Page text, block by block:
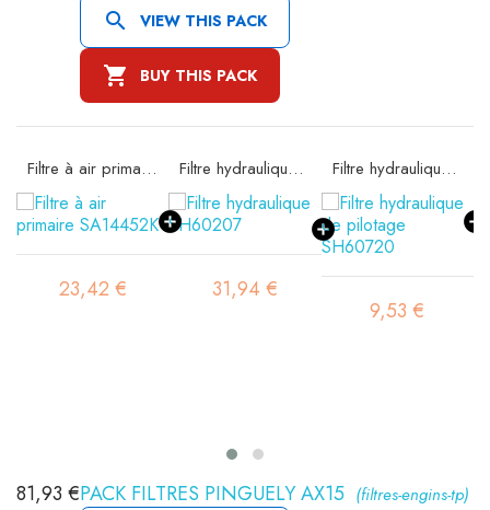
 VIEW THIS PACK
 BUY THIS PACK
Filtre à air primaire SA14452K
23,42 €
Filtre hydraulique SH60207
31,94 €
Filtre hydraulique de pilotage SH60720
9,53 €
PACK FILTRES PINGUELY AX15 (filtres-engins-tp)
81,93 €